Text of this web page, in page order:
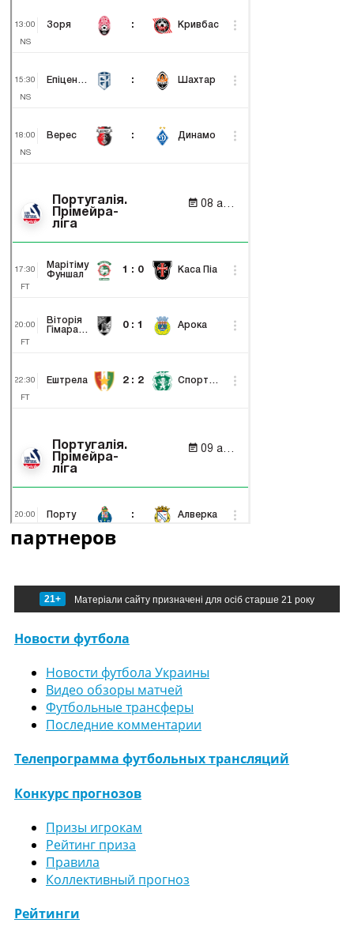
партнеров
21+ Матеріали сайту призначені для осіб старше 21 року
Новости футбола
Новости футбола Украины
Видео обзоры матчей
Футбольные трансферы
Последние комментарии
Телепрограмма футбольных трансляций
Конкурс прогнозов
Призы игрокам
Рейтинг приза
Правила
Коллективный прогноз
Рейтинги